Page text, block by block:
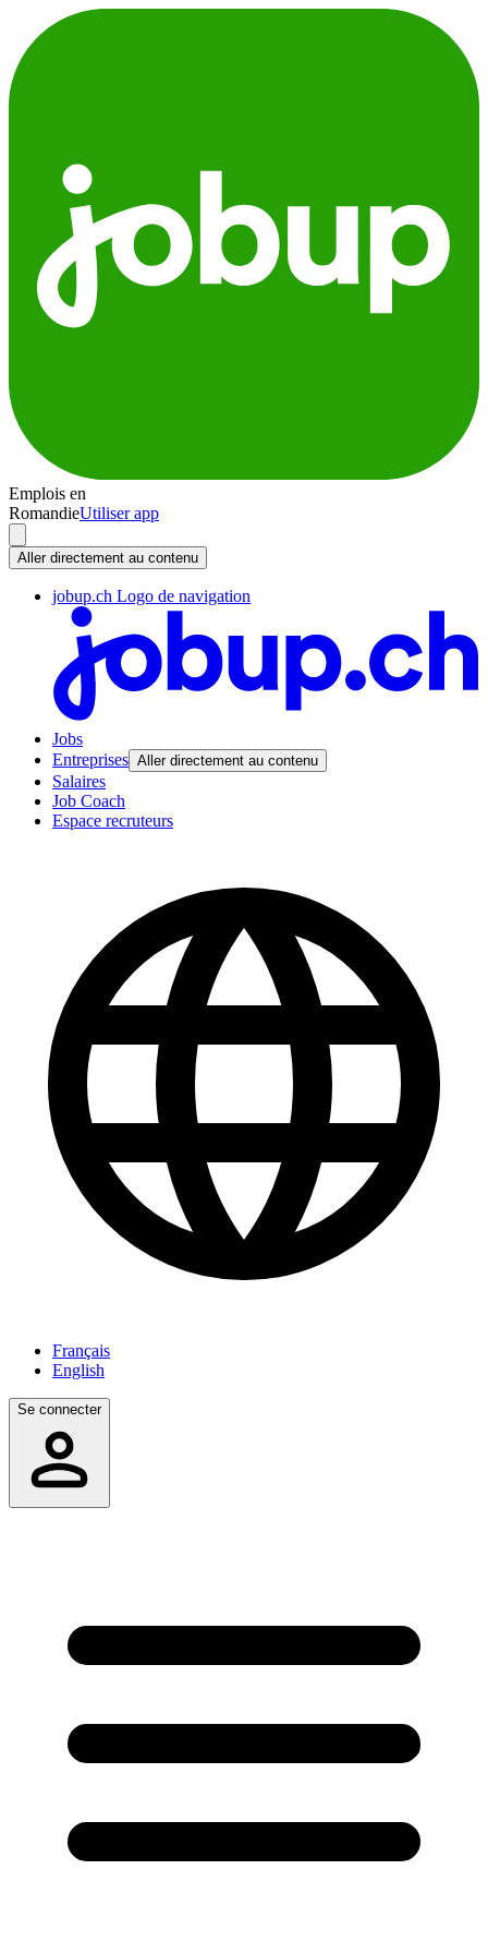
Emplois en
RomandieUtiliser app
Aller directement au contenu
jobup.ch Logo de navigation
Jobs
Entreprises Aller directement au contenu
Salaires
Job Coach
Espace recruteurs
Français
English
Se connecter